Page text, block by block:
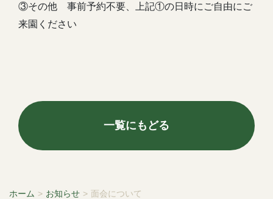
③その他 事前予約不要、上記①の日時にご自由にご
来園ください
一覧にもどる
ホーム > お知らせ > 面会について